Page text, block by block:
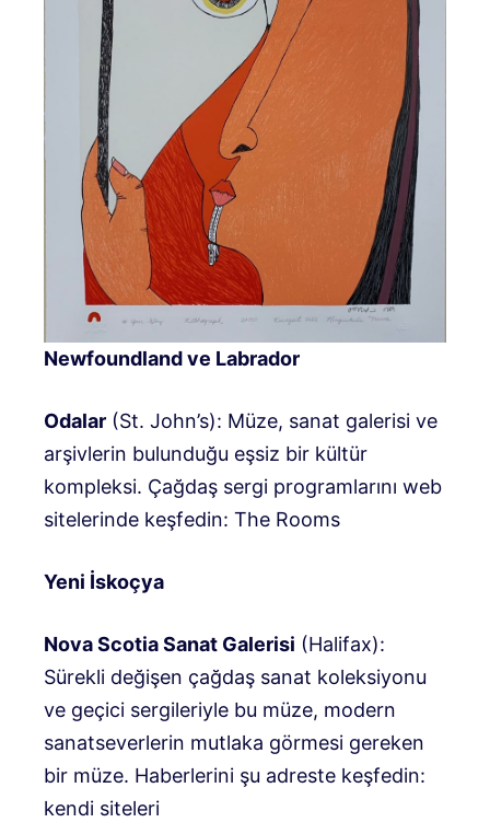
Newfoundland ve Labrador
Odalar (St. John’s): Müze, sanat galerisi ve
arşivlerin bulunduğu eşsiz bir kültür
kompleksi. Çağdaş sergi programlarını web
sitelerinde keşfedin: The Rooms
Yeni İskoçya
Nova Scotia Sanat Galerisi (Halifax):
Sürekli değişen çağdaş sanat koleksiyonu
ve geçici sergileriyle bu müze, modern
sanatseverlerin mutlaka görmesi gereken
bir müze. Haberlerini şu adreste keşfedin:
kendi siteleri